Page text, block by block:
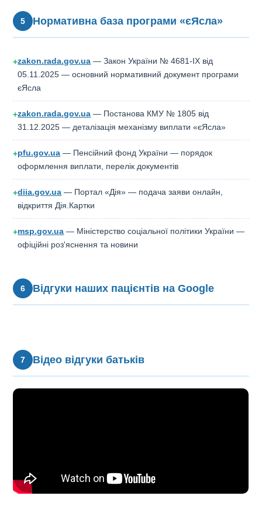
років; переходу батька/матері на неповний робочий
день або звільнення; смерті дитини або отримувача;
5 Нормативна база програми «єЯсла»
+zakon.rada.gov.ua — Закон України № 4681-IX від
05.11.2025 — основний нормативний документ програми
єЯсла
+zakon.rada.gov.ua — Постанова КМУ № 1805 від
31.12.2025 — деталізація механізму виплати «єЯсла»
+pfu.gov.ua — Пенсійний фонд України — порядок
оформлення виплати, перелік документів
+diia.gov.ua — Портал «Дія» — подача заяви онлайн,
відкриття Дія.Картки
+msp.gov.ua — Міністерство соціальної політики України —
офіційні роз'яснення та новини
6 Відгуки наших пацієнтів на Google
7 Відео відгуки батьків